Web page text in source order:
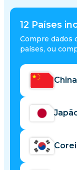
12 Países
Compre dados
países, ou
China